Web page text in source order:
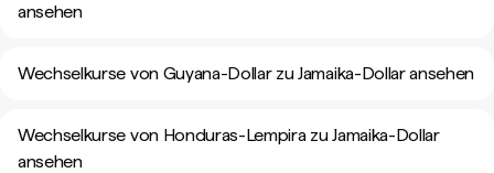
ansehen
Wechselkurse von Guyana-Dollar zu Jamaika-Dollar ansehen
Wechselkurse von Honduras-Lempira zu Jamaika-Dollar
ansehen